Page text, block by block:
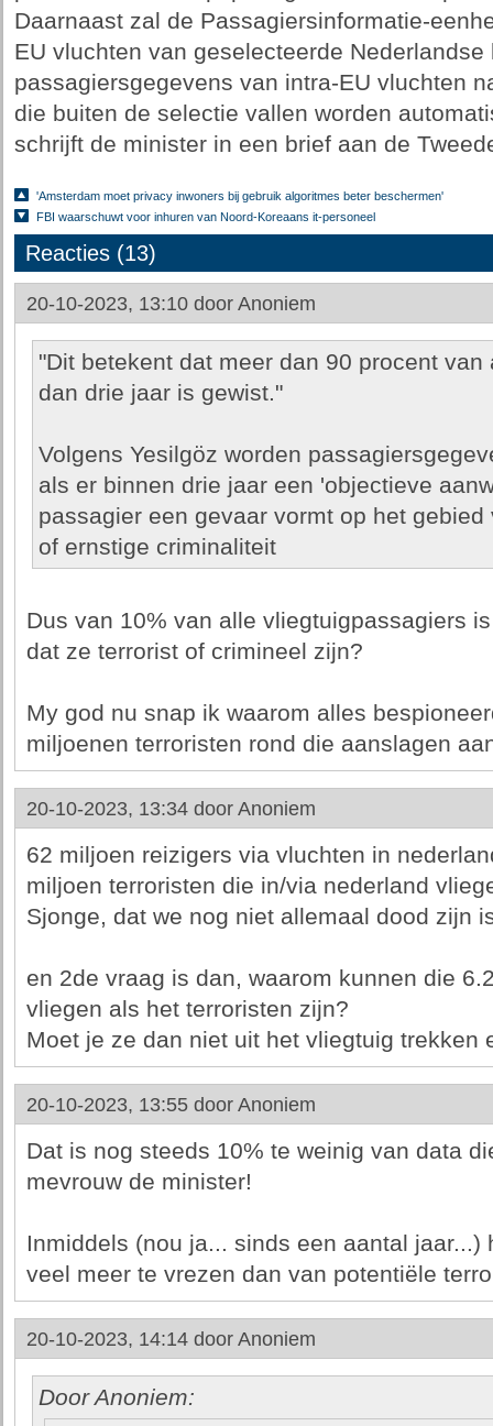
Daarnaast zal de Passagiersinformatie-
EU vluchten van geselecteerde
passagiersgegevens van intra-EU vluchten
die buiten de selectie vallen worden
schrijft de minister in een brief aan de
'Amsterdam moet privacy inwoners bij gebruik algoritmes beter beschermen'
FBI waarschuwt voor inhuren van Noord-Koreaans it-personeel
Reacties (13)
20-10-2023, 13:10 door Anoniem
"Dit betekent dat meer dan 90 procent
dan drie jaar is gewist."
Volgens Yesilgöz worden
als er binnen drie jaar een 'objectieve
passagier een gevaar vormt op het
of ernstige criminaliteit
Dus van 10% van alle vliegtuigpassagiers
dat ze terrorist of crimineel zijn?
My god nu snap ik waarom alles
miljoenen terroristen rond die aanslagen
20-10-2023, 13:34 door Anoniem
62 miljoen reizigers via vluchten in
miljoen terroristen die in/via nederland
Sjonge, dat we nog niet allemaal dood zijn
en 2de vraag is dan, waarom kunnen die
vliegen als het terroristen zijn?
Moet je ze dan niet uit het vliegtuig trekken
20-10-2023, 13:55 door Anoniem
Dat is nog steeds 10% te weinig van data
mevrouw de minister!
Inmiddels (nou ja... sinds een aantal jaar...)
veel meer te vrezen dan van potentiële
20-10-2023, 14:14 door Anoniem
Door Anoniem: